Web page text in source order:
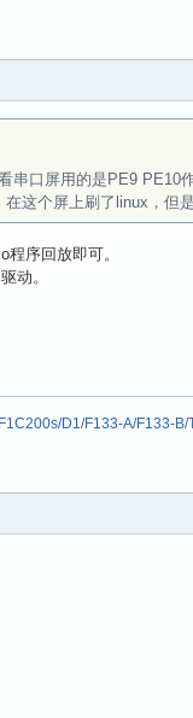
串口屏用的是PE9 PE10
这个屏上刷了linux，但
序回放即可。
动。
D1/F133-A/F133-B/